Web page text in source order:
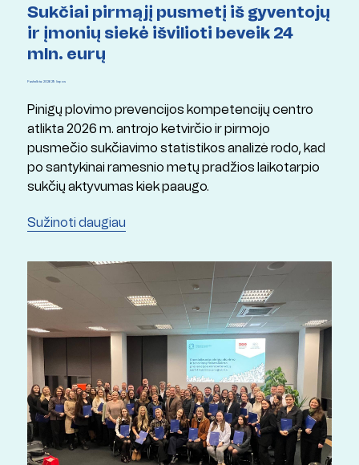
Sukčiai pirmąjį pusmetį iš gyventojų
ir įmonių siekė išvilioti beveik 24
mln. eurų
Paskelbta: 2026 29 liepos
Pinigų plovimo prevencijos kompetencijų centro
atlikta 2026 m. antrojo ketvirčio ir pirmojo
pusmečio sukčiavimo statistikos analizė rodo, kad
po santykinai ramesnio metų pradžios laikotarpio
sukčių aktyvumas kiek paaugo.
Sužinoti daugiau